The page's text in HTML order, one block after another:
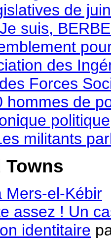
de
suis,
des
Forces
hommes de
politique
militants
Towns
Mers-el-Kébir
assez ! Un
identitaire